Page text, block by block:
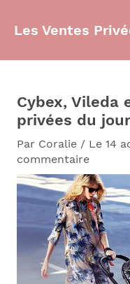
Les Ventes
Cybex, Vileda
privées du jour
Par Coralie / Le 14
commentaire